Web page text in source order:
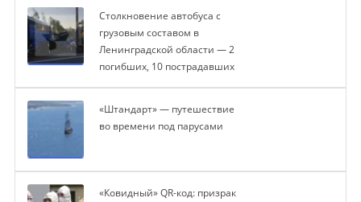
Столкновение автобуса с
грузовым составом в
Ленинградской области — 2
погибших, 10 пострадавших
«Штандарт» — путешествие
во времени под парусами
«Ковидный» QR-код: призрак